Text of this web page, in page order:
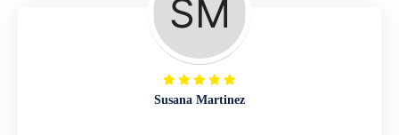
de medida. Deje de vender artículos
caducados y por caducar a los clientes.
Consulte informes detallados sobre
caducidad de existencias por números de
Susana Martinez